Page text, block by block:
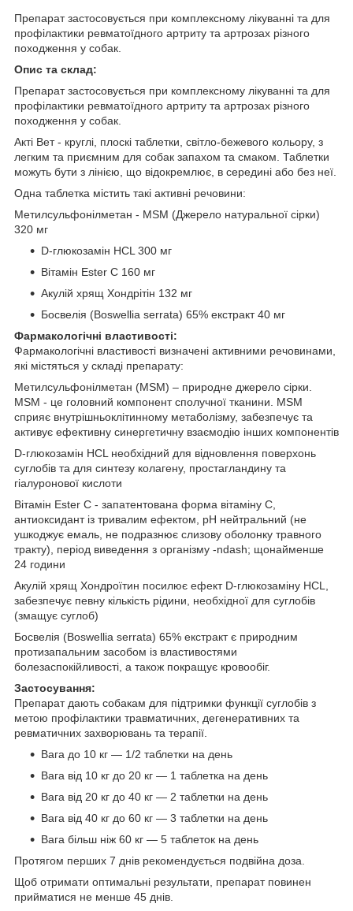
Препарат застосовується при комплексному лікуванні та для
профілактики ревматоїдного артриту та артрозах різного
походження у собак.
Опис та склад:
Препарат застосовується при комплексному лікуванні та для
профілактики ревматоїдного артриту та артрозах різного
походження у собак.
Акті Вет - круглі, плоскі таблетки, світло-бежевого кольору, з
легким та приємним для собак запахом та смаком. Таблетки
можуть бути з лінією, що відокремлює, в середині або без неї.
Одна таблетка містить такі активні речовини:
Метилсульфонілметан - MSM (Джерело натуральної сірки)
320 мг
D-глюкозамін HCL 300 мг
Вітамін Ester C 160 мг
Акулій хрящ Хондрітін 132 мг
Босвелія (Boswellia serrata) 65% екстракт 40 мг
Фармакологічні властивості:
Фармакологічні властивості визначені активними речовинами,
які містяться у складі препарату:
Метилсульфонілметан (MSM) – природне джерело сірки.
MSM - це головний компонент сполучної тканини. MSM
сприяє внутрішньоклітинному метаболізму, забезпечує та
активує ефективну синергетичну взаємодію інших компонентів
D-глюкозамін HCL необхідний для відновлення поверхонь
суглобів та для синтезу колагену, простагландину та
гіалуронової кислоти
Вітамін Ester C - запатентована форма вітаміну C,
антиоксидант із тривалим ефектом, pH нейтральний (не
ушкоджує емаль, не подразнює слизову оболонку травного
тракту), період виведення з організму -ndash; щонайменше
24 години
Акулій хрящ Хондроїтин посилює ефект D-глюкозаміну HCL,
забезпечує певну кількість рідини, необхідної для суглобів
(змащує суглоб)
Босвелія (Boswellia serrata) 65% екстракт є природним
протизапальним засобом із властивостями
болезаспокійливості, а також покращує кровообіг.
Застосування:
Препарат дають собакам для підтримки функції суглобів з
метою профілактики травматичних, дегенеративних та
ревматичних захворювань та терапії.
Вага до 10 кг — 1/2 таблетки на день
Вага від 10 кг до 20 кг — 1 таблетка на день
Вага від 20 кг до 40 кг — 2 таблетки на день
Вага від 40 кг до 60 кг — 3 таблетки на день
Вага більш ніж 60 кг — 5 таблеток на день
Протягом перших 7 днів рекомендується подвійна доза.
Щоб отримати оптимальні результати, препарат повинен
прийматися не менше 45 днів.